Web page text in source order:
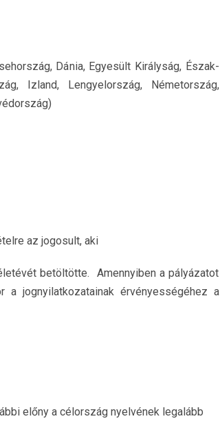
Dánia, Egyesült Királyság, Észak-
Izland, Lengyelország, Németország,
az jogosult, aki
betöltötte. Amennyiben a pályázatot
jognyilatkozatainak érvényességéhez a
előny a célország nyelvének legalább